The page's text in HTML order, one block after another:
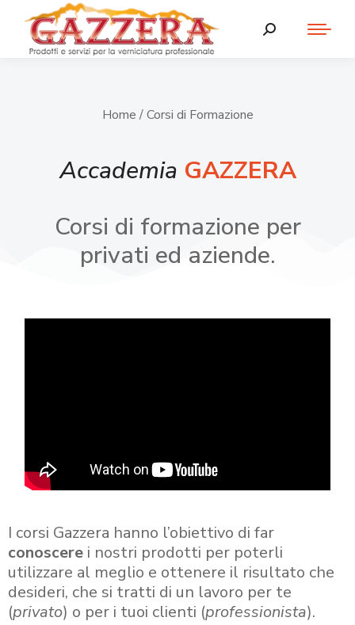
Home / Corsi di Formazione
Accademia GAZZERA
Corsi di formazione per
privati ed aziende.
I corsi Gazzera hanno l’obiettivo di far
conoscere i nostri prodotti per poterli
utilizzare al meglio e ottenere il risultato che
desideri, che si tratti di un lavoro per te
(privato) o per i tuoi clienti (professionista).